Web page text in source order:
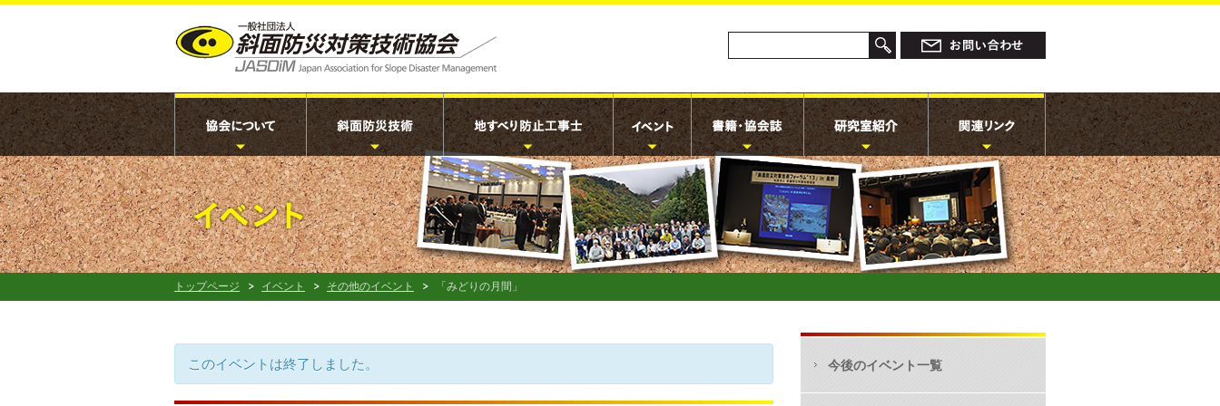
トップページ イベント その他のイベント 「みどりの月間」
このイベントは終了しました。 今後のイベント一覧